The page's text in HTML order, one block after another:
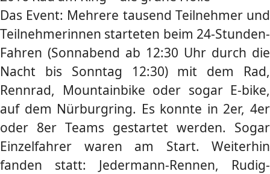
Das Event: Mehrere tausend Teilnehmer und
Teilnehmerinnen starteten beim 24-Stunden-
Fahren (Sonnabend ab 12:30 Uhr durch die
Nacht bis Sonntag 12:30) mit dem Rad,
Rennrad, Mountainbike oder sogar E-bike,
auf dem Nürburgring. Es konnte in 2er, 4er
oder 8er Teams gestartet werden. Sogar
Einzelfahrer waren am Start. Weiterhin
fanden statt: Jedermann-Rennen, Rudig-